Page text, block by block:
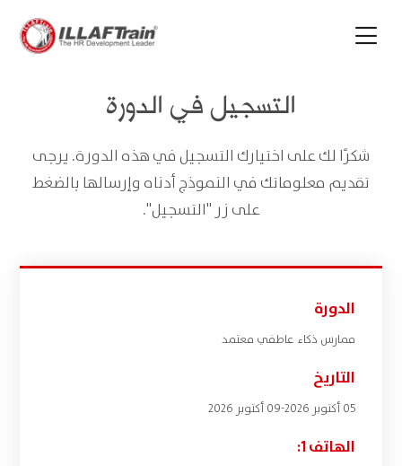
التسجيل في الدورة
شكرًا لك على اختيارك التسجيل في هذه الدورة. يرجى
تقديم معلوماتك في النموذج أدناه وإرسالها بالضغط
على زر "التسجيل".
الدورة
ممارس ذكاء عاطفي معتمد
التاريخ
05 أكتوبر 2026-09 أكتوبر 2026
الهاتف 1: